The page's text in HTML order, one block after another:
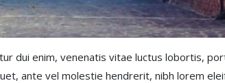
dui enim, venenatis vitae luctus lobortis,
ante vel molestie hendrerit, nibh lorem